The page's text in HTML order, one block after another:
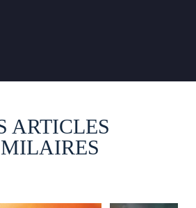
ARTICLES